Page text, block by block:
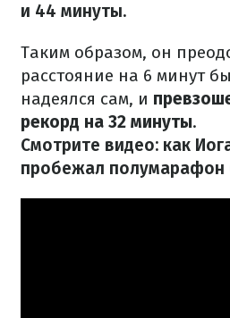
и 44 минуты.
Таким образом, он
расстояние на 6 минут
надеялся сам, и
рекорд на 32 минуты.
Смотрите видео: как
пробежал полумарафон